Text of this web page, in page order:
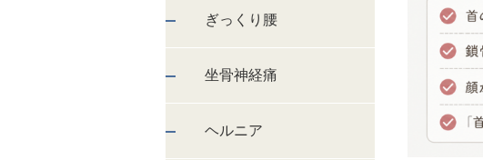
ぎっくり腰
坐骨神経痛
ヘルニア